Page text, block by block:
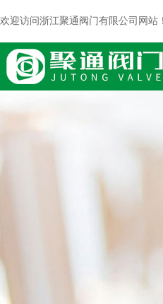
欢迎访问浙江聚通阀门有限公司网站！